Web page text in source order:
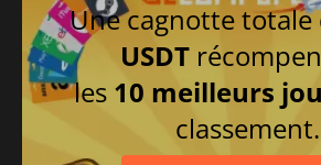
Une cagnotte totale
USDT
les 10 meilleurs
classement.